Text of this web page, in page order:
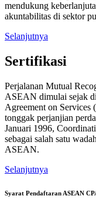
mendukung
akuntabilitas di sektor
Selanjutnya
Sertifikasi
Perjalanan Mutual
ASEAN dimulai sejak
Agreement on Services
tonggak perjanjian
Januari 1996,
sebagai salah satu
ASEAN.
Selanjutnya
Syarat Pendaftaran ASEAN